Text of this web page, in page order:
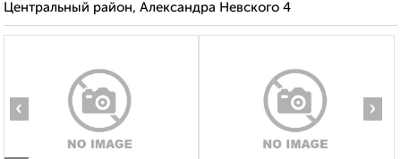
Центральный район, Александра Невского 4
‹ ›